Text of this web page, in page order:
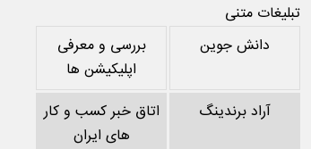
تبلیغات متنی
دانش جوین
بررسی و معرفی
اپلیکیشن ها
آراد برندینگ
اتاق خبر کسب و کار
های ایران